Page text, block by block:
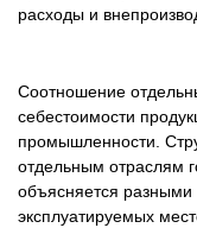
расходы и
Соотношение
себестоимости
промышленности.
отдельным отраслям
объясняется разными
эксплуатируемых